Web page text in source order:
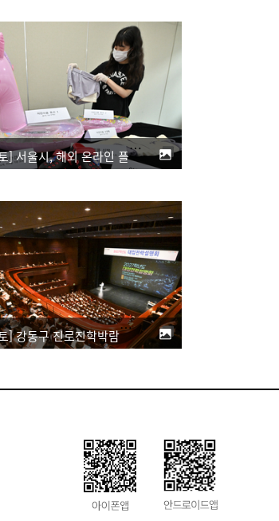
[포토] 서울시, 해외 온라인 플랫폼 안전성 부적합 어린이 물놀이용품 공개
[포토] 강동구 진로진학박람회 '폭염 뚫은 학구열'